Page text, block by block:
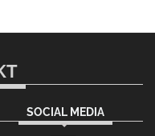
SOCIAL MEDIA